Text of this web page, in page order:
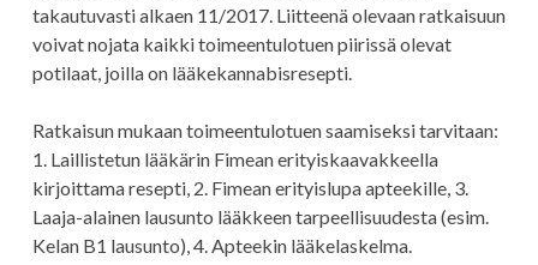
takautuvasti alkaen 11/2017. Liitteenä olevaan ratkaisuun
voivat nojata kaikki toimeentulotuen piirissä olevat
potilaat, joilla on lääkekannabisresepti.
Ratkaisun mukaan toimeentulotuen saamiseksi tarvitaan:
1. Laillistetun lääkärin Fimean erityiskaavakkeella
kirjoittama resepti, 2. Fimean erityislupa apteekille, 3.
Laaja-alainen lausunto lääkkeen tarpeellisuudesta (esim.
Kelan B1 lausunto), 4. Apteekin lääkelaskelma.